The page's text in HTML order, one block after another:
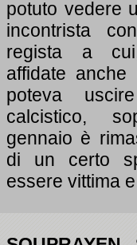
potuto vedere
incontrista
regista a
affidate
poteva
calcistico,
gennaio è
di un certo
essere vittima